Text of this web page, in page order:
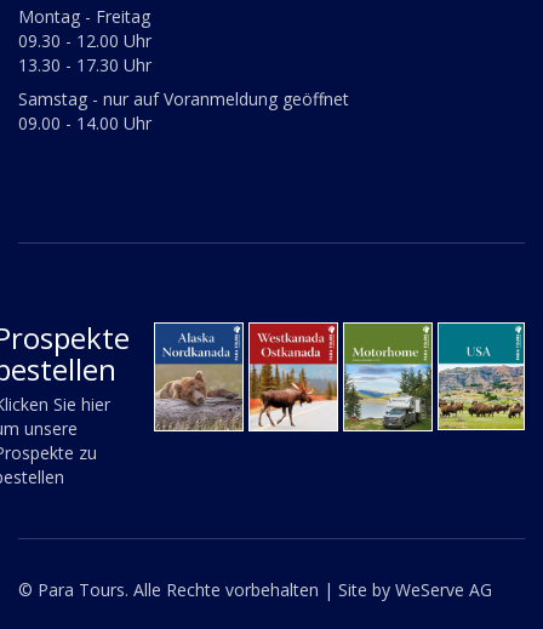
Montag - Freitag
09.30 - 12.00 Uhr
13.30 - 17.30 Uhr
Samstag - nur auf Voranmeldung geöffnet
09.00 - 14.00 Uhr
Sie hier
unsere
zu
© Para Tours. Alle Rechte vorbehalten | Site by WeServe AG